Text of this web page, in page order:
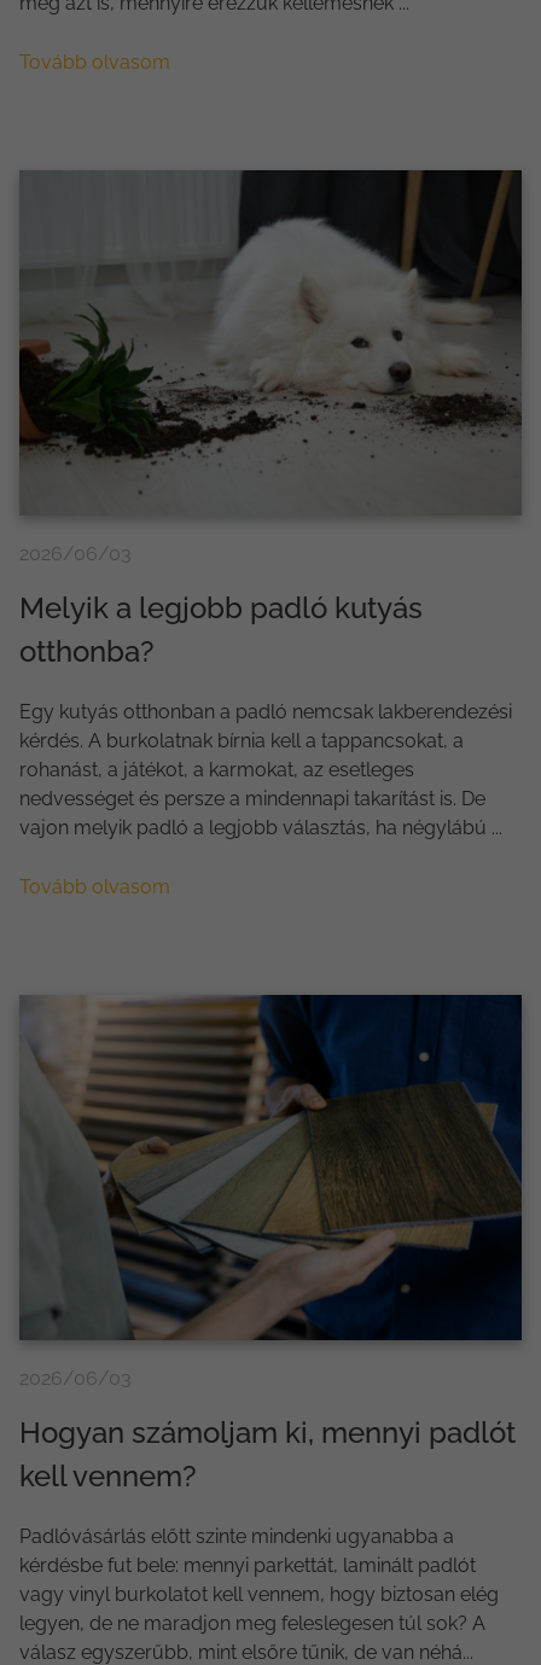
Tovább olvasom
2026/06/03
Melyik a legjobb padló kutyás
otthonba?
Egy kutyás otthonban a padló nemcsak lakberendezési
kérdés. A burkolatnak bírnia kell a tappancsokat, a
rohanást, a játékot, a karmokat, az esetleges
nedvességet és persze a mindennapi takarítást is. De
vajon melyik padló a legjobb választás, ha négylábú ...
Tovább olvasom
2026/06/03
Hogyan számoljam ki, mennyi padlót
kell vennem?
Padlóvásárlás előtt szinte mindenki ugyanabba a
kérdésbe fut bele: mennyi parkettát, laminált padlót
vagy vinyl burkolatot kell vennem, hogy biztosan elég
legyen, de ne maradjon meg feleslegesen túl sok? A
válasz egyszerűbb, mint elsőre tűnik, de van néhá...